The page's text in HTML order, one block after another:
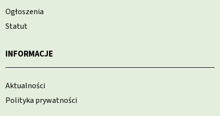
Ogłoszenia
Statut
INFORMACJE
Aktualności
Polityka prywatności